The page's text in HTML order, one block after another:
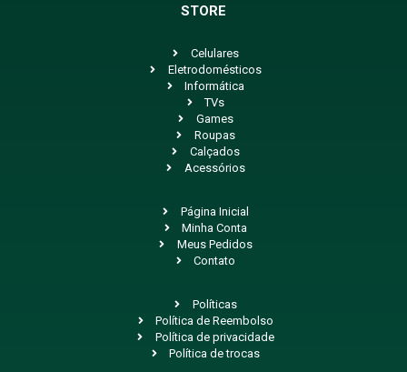
STORE
Celulares
Eletrodomésticos
Informática
TVs
Games
Roupas
Calçados
Acessórios
Página Inicial
Minha Conta
Meus Pedidos
Contato
Políticas
Política de Reembolso
Política de privacidade
Política de trocas